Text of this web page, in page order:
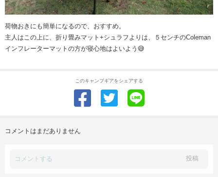
荷物おきにも簡単になるので、おすすめ。
主人はこの上に、折り畳みマット+シュラフよりは、５センチのColeman
インフレーターマットの方が寝心地はよいよう😅
このキャンプギアをシェアする
コメントはまだありません
投稿